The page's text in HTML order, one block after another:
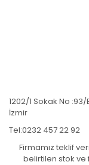
1202/1 Sokak No
İzmir
Tel:0232 457 22 92
Firmamız teklif
belirtilen stok